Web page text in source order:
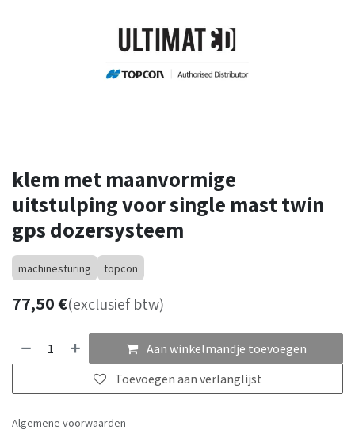
klem met maanvormige
uitstulping voor single mast twin
gps dozersysteem
machinesturing topcon
77,50€(exclusief btw)
Aan winkelmandje toevoegen
Toevoegen aan verlanglijst
Algemene voorwaarden